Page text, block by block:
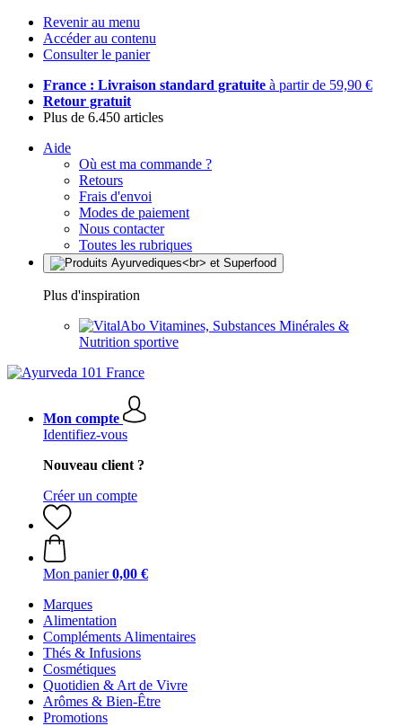
Revenir au menu
Accéder au contenu
Consulter le panier
France : Livraison standard gratuite à partir de 59,90 €
Retour gratuit
Plus de 6.450 articles
Aide
Où est ma commande ?
Retours
Frais d'envoi
Modes de paiement
Nous contacter
Toutes les rubriques
Plus d'inspiration
Vitamines, Substances Minérales &
Nutrition sportive
Mon compte
Identifiez-vous
Nouveau client ?
Créer un compte
Mon panier 0,00 €
Marques
Alimentation
Compléments Alimentaires
Thés & Infusions
Cosmétiques
Quotidien & Art de Vivre
Arômes & Bien-Être
Promotions